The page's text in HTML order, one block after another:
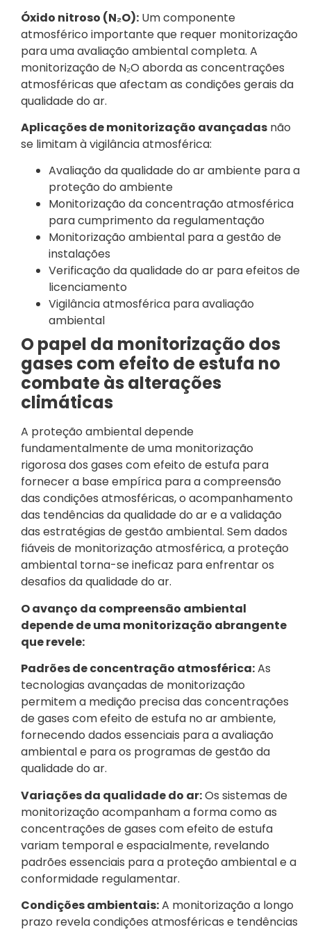
Óxido nitroso (N₂O): Um componente
atmosférico importante que requer monitorização
para uma avaliação ambiental completa. A
monitorização de N₂O aborda as concentrações
atmosféricas que afectam as condições gerais da
qualidade do ar.
Aplicações de monitorização avançadas não
se limitam à vigilância atmosférica:
Avaliação da qualidade do ar ambiente para a
proteção do ambiente
Monitorização da concentração atmosférica
para cumprimento da regulamentação
Monitorização ambiental para a gestão de
instalações
Verificação da qualidade do ar para efeitos de
licenciamento
Vigilância atmosférica para avaliação
ambiental
O papel da monitorização dos
gases com efeito de estufa no
combate às alterações
climáticas
A proteção ambiental depende
fundamentalmente de uma monitorização
rigorosa dos gases com efeito de estufa para
fornecer a base empírica para a compreensão
das condições atmosféricas, o acompanhamento
das tendências da qualidade do ar e a validação
das estratégias de gestão ambiental. Sem dados
fiáveis de monitorização atmosférica, a proteção
ambiental torna-se ineficaz para enfrentar os
desafios da qualidade do ar.
O avanço da compreensão ambiental
depende de uma monitorização abrangente
que revele:
Padrões de concentração atmosférica:As
tecnologias avançadas de monitorização
permitem a medição precisa das concentrações
de gases com efeito de estufa no ar ambiente,
fornecendo dados essenciais para a avaliação
ambiental e para os programas de gestão da
qualidade do ar.
Variações da qualidade do ar:Os sistemas de
monitorização acompanham a forma como as
concentrações de gases com efeito de estufa
variam temporal e espacialmente, revelando
padrões essenciais para a proteção ambiental e a
conformidade regulamentar.
Condições ambientais:A monitorização a longo
prazo revela condições atmosféricas e tendências